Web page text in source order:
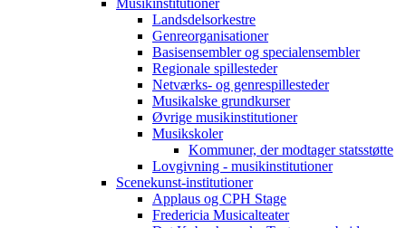
Musikinstitutioner
Landsdelsorkestre
Genreorganisationer
Basisensembler og specialensembler
Regionale spillesteder
Netværks- og genrespillesteder
Musikalske grundkurser
Øvrige musikinstitutioner
Musikskoler
Kommuner, der modtager statsstøtte
Lovgivning - musikinstitutioner
Scenekunst-institutioner
Applaus og CPH Stage
Fredericia Musicalteater